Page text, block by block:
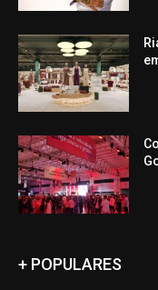
+ POPULARES